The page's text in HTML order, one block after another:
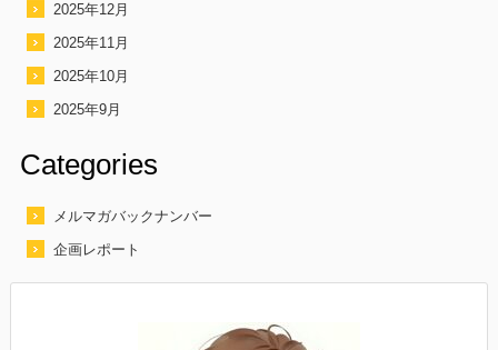
2025年12月
2025年11月
2025年10月
2025年9月
Categories
メルマガバックナンバー
企画レポート